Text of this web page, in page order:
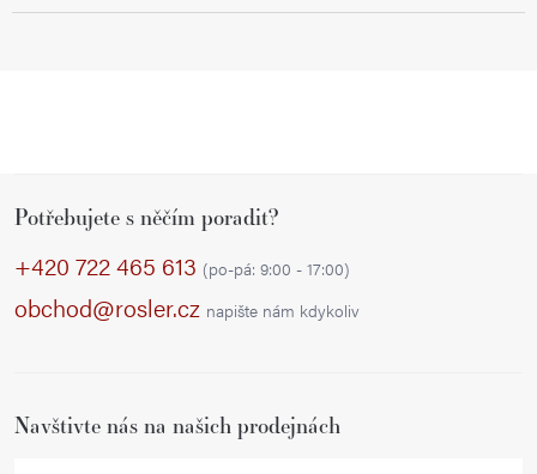
Potřebujete s něčím poradit?
+420 722 465 613 (po-pá: 9:00 - 17:00)
obchod@rosler.cz napište nám kdykoliv
Navštivte nás na našich prodejnách